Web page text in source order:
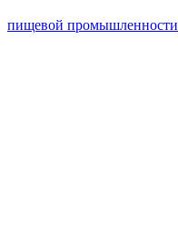
пищевой промышленности